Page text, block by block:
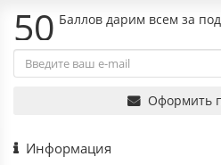
50 Баллов дарим всем за
Оформить
Информация